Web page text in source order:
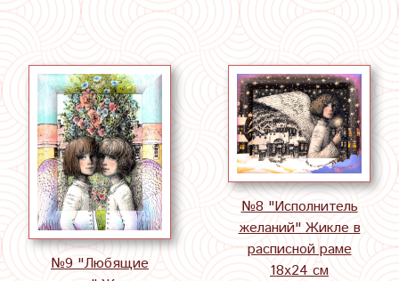
№9 "Любящие
№8 "Исполнитель
желаний" Жикле в
расписной раме
18х24 см